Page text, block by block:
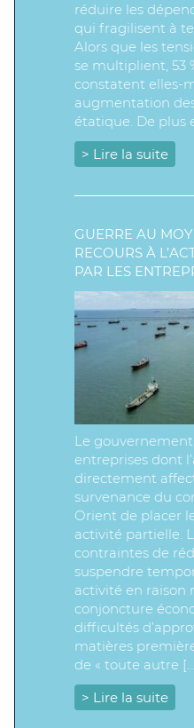
réduire les
qui fragilisent à
Alors que les
se multiplient, 53
constatent elles-
augmentation
étatique. De plus
> Lire la suite
GUERRE AU
RECOURS À
PAR LES
Le
entreprises dont
directement
survenance du
Orient de placer
activité partielle.
contraintes de
suspendre
activité en raison
conjoncture
difficultés
matières
de « toute autre
> Lire la suite